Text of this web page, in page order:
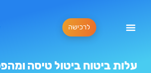
לרכישה
עלות ביטוח ביטול טיסה